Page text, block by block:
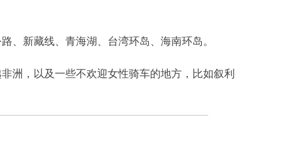
、新藏线、青海湖、台湾环岛、海南环岛。
洲，以及一些不欢迎女性骑车的地方，比如叙利